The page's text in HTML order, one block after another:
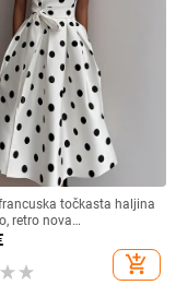
točkasta haljina
retro nova
uska suknja za
add_shopping_cart